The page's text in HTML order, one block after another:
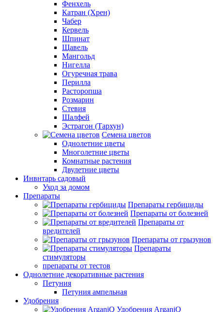
Фенхель
Катран (Хрен)
Чабер
Кервель
Шпинат
Щавель
Мангольд
Нигелла
Огуречная трава
Перилла
Расторопша
Розмарин
Стевия
Шалфей
Эстрагон (Тархун)
Семена цветов
Однолетние цветы
Многолетние цветы
Комнатные растения
Двулетние цветы
Инвнтарь садовый
Уход за домом
Препараты
Препараты гербициды
Препараты от болезней
Препараты от
вредителей
Препараты от грызунов
Препараты
стимуляторы
препараты от тестов
Однолетние декоративные растения
Петуния
Петуния ампельная
Удобрения
Удобрения ArganiQ